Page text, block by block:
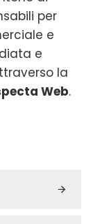
per
e
e
la
Web.